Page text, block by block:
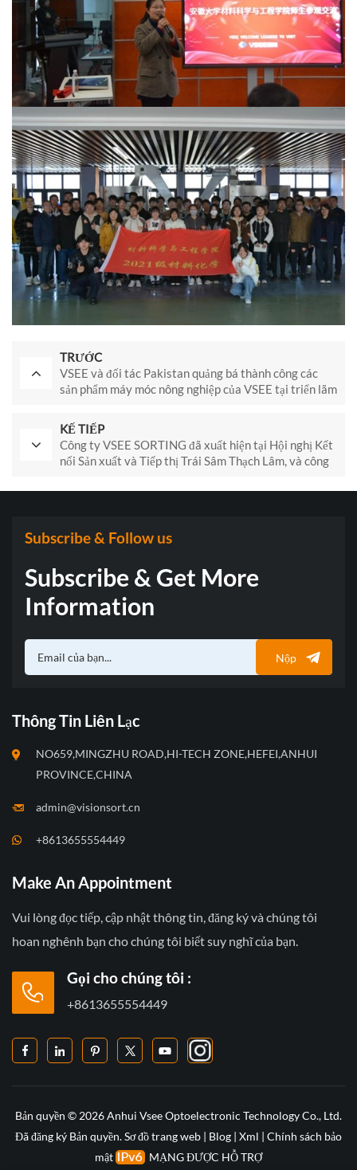
TRƯỚC
VSEE và đối tác Pakistan quảng bá thành công các
sản phẩm máy móc nông nghiệp của VSEE tại triển lãm
KẾ TIẾP
Công ty VSEE SORTING đã xuất hiện tại Hội nghị Kết
nối Sản xuất và Tiếp thị Trái Sâm Thạch Lâm, và công
cấp công nghiệp.
Subscribe & Follow us
Subscribe & Get More
Information
Nộp
Thông Tin Liên Lạc
NO659,MINGZHU ROAD,HI-TECH ZONE,HEFEI,ANHUI
PROVINCE,CHINA
admin@visionsort.cn
+8613655554449
Make An Appointment
Vui lòng đọc tiếp, cập nhật thông tin, đăng ký và chúng tôi
hoan nghênh bạn cho chúng tôi biết suy nghĩ của bạn.
Gọi cho chúng tôi :
+8613655554449
Bản quyền © 2026 Anhui Vsee Optoelectronic Technology Co., Ltd.
Đã đăng ký Bản quyền.Sơ đồ trang web | Blog | Xml | Chính sách bảo
mật
MẠNG ĐƯỢC HỖ TRỢ